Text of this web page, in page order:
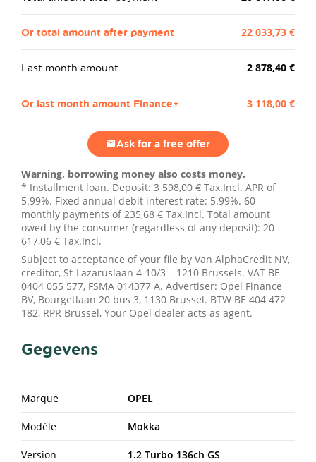
Or total amount after payment 22 033,73 €
Last month amount 2 878,40 €
Or last month amount Finance+ 3 118,00 €
Ask for a free offer
Warning, borrowing money also costs money.
* Installment loan. Deposit: 3 598,00 € Tax.Incl. APR of
5.99%. Fixed annual debit interest rate: 5.99%. 60
monthly payments of235,68 € Tax.Incl. Total amount
owed by the consumer (regardless of any deposit): 20
617,06 € Tax.Incl.
Subject to acceptance of your file by Van AlphaCredit NV,
creditor, St-Lazaruslaan 4-10/3 – 1210 Brussels. VAT BE
0404 055 577, FSMA 014377 A. Advertiser: Opel Finance
BV, Bourgetlaan 20 bus 3, 1130 Brussel. BTW BE 404 472
182, RPR Brussel, Your Opel dealer acts as agent.
Gegevens
Marque OPEL
Modèle Mokka
Version 1.2 Turbo 136ch GS